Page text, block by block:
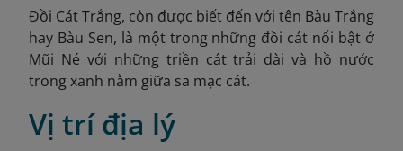
Đồi Cát Trắng, còn được biết đến với tên Bàu Trắng
hay Bàu Sen, là một trong những đồi cát nổi bật ở
Mũi Né với những triền cát trải dài và hồ nước
trong xanh nằm giữa sa mạc cát.
Vị trí địa lý